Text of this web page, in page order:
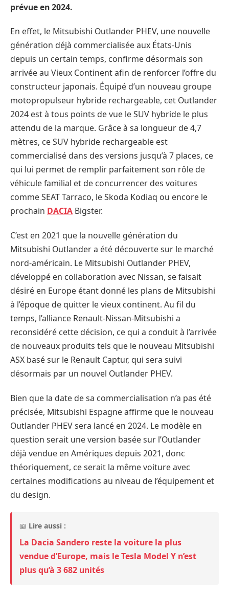
prévue en 2024.
En effet, le Mitsubishi Outlander PHEV, une nouvelle
génération déjà commercialisée aux États-Unis
depuis un certain temps, confirme désormais son
arrivée au Vieux Continent afin de renforcer l’offre du
constructeur japonais. Équipé d’un nouveau groupe
motopropulseur hybride rechargeable, cet Outlander
2024 est à tous points de vue le SUV hybride le plus
attendu de la marque. Grâce à sa longueur de 4,7
mètres, ce SUV hybride rechargeable est
commercialisé dans des versions jusqu’à 7 places, ce
qui lui permet de remplir parfaitement son rôle de
véhicule familial et de concurrencer des voitures
comme SEAT Tarraco, le Skoda Kodiaq ou encore le
prochain DACIA Bigster.
C’est en 2021 que la nouvelle génération du
Mitsubishi Outlander a été découverte sur le marché
nord-américain. Le Mitsubishi Outlander PHEV,
développé en collaboration avec Nissan, se faisait
désiré en Europe étant donné les plans de Mitsubishi
à l’époque de quitter le vieux continent. Au fil du
temps, l’alliance Renault-Nissan-Mitsubishi a
reconsidéré cette décision, ce qui a conduit à l’arrivée
de nouveaux produits tels que le nouveau Mitsubishi
ASX basé sur le Renault Captur, qui sera suivi
désormais par un nouvel Outlander PHEV.
Bien que la date de sa commercialisation n’a pas été
précisée, Mitsubishi Espagne affirme que le nouveau
Outlander PHEV sera lancé en 2024. Le modèle en
question serait une version basée sur l’Outlander
déjà vendue en Amériques depuis 2021, donc
théoriquement, ce serait la même voiture avec
certaines modifications au niveau de l’équipement et
du design.
📖 Lire aussi :
La Dacia Sandero reste la voiture la plus
vendue d’Europe, mais le Tesla Model Y n’est
plus qu’à 3 682 unités